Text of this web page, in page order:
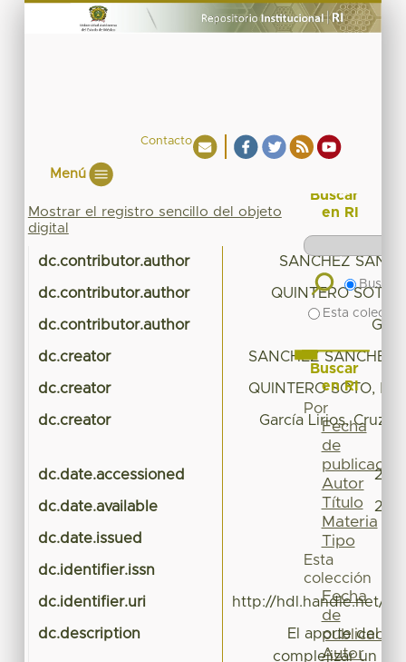
Contacto
Menú
Mostrar el registro sencillo del objeto
digital
dc.contributor.author SANCHEZ
dc.contributor.author QUINTERO SOTO,
dc.contributor.author
dc.creator SANCHEZ
dc.creator QUINTERO SOTO,
dc.creator García Lirios,
dc.date.accessioned
dc.date.available
dc.date.issued
dc.identifier.issn
dc.identifier.uri http://hdl.handle.net/
dc.description
El aporte del
complejizar un
Buscar
en RI
Buscar
Esta
Buscar
en RI
Por
Fecha
de
publicación
Autor
Título
Materia
Tipo
Esta
colección
Fecha
de
publicación
Autor